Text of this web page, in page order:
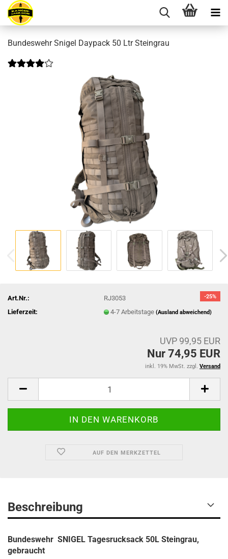
Bundeswehr Snigel Daypack 50 Ltr Steingrau
-25%
Art.Nr.:
RJ3053
Lieferzeit:
4-7 Arbeitstage(Ausland abweichend)
UVP 99,95 EUR
Nur 74,95 EUR
inkl. 19% MwSt. zzgl. Versand
AUF DEN MERKZETTEL
Beschreibung
Bundeswehr SNIGEL Tagesrucksack 50L Steingrau,
gebraucht